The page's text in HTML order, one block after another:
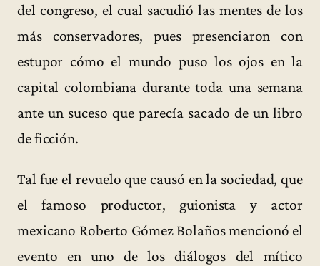
del congreso, el cual sacudió las mentes de los
más conservadores, pues presenciaron con
estupor cómo el mundo puso los ojos en la
capital colombiana durante toda una semana
ante un suceso que parecía sacado de un libro
de ficción.
Tal fue el revuelo que causó en la sociedad, que
el famoso productor, guionista y actor
mexicano Roberto Gómez Bolaños mencionó el
evento en uno de los diálogos del mítico